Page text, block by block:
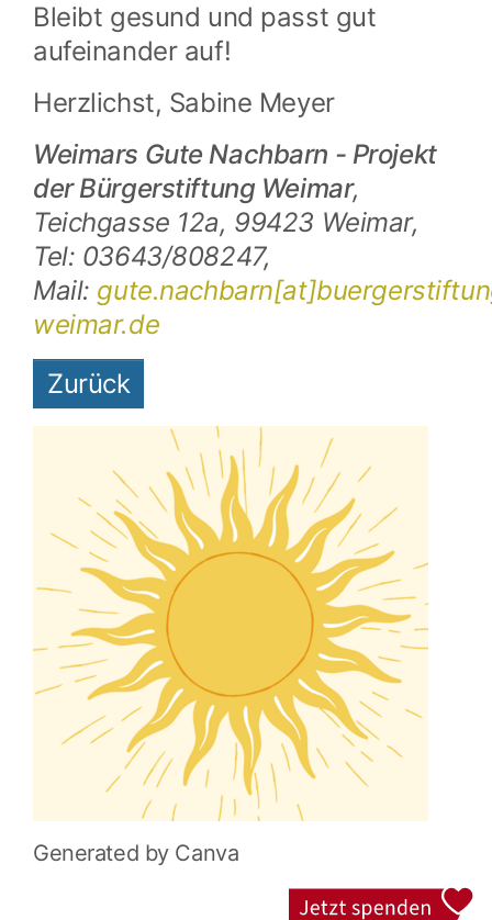
Bleibt gesund und passt gut
aufeinander auf!
Herzlichst, Sabine Meyer
Weimars Gute Nachbarn - Projekt
der Bürgerstiftung Weimar,
Teichgasse 12a, 99423 Weimar,
Tel: 03643/808247,
Mail:
weimar.de
Zurück
Generated by Canva
Jetzt spenden